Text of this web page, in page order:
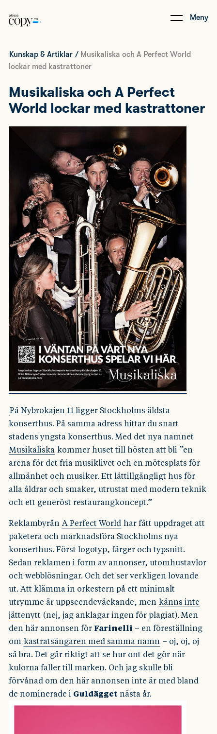
Meny
Kunskap & Artiklar / Musikaliska och A Perfect World
lockar med kastrattoner
Musikaliska och A Perfect
World lockar med kastrattoner
På Nybrokajen 11 ligger Stockholms äldsta
konserthus. På samma adress hittar du snart
stadens yngsta konserthus. Med det nya namnet
Musikaliska kommer huset till hösten att bli ”en
arena för det fria musiklivet och en mötesplats för
allmänhet och musiker. Ett lättillgängligt hus för
alla åldrar och smaker, utrustat med modern teknik
och ett generöst restaurangkoncept.”
Reklambyrån A Perfect World har fått uppdraget att
paketera och marknadsföra Stockholms nya
konserthus. Först logotyp, färger och typsnitt.
Sedan reklamen i form av annonser, utomhustavlor
och webblösningar. Och det ser verkligen lovande
ut. Att klämma in orkestern på ett minimalt
utrymme är uppseendeväckande, men känns inte
jättenytt (nej, jag anklagar ingen för plagiat). Men
den här annonsen för Farinelli – en föreställning
om kastratsångaren med samma namn – oj, oj, oj
så bra. Det går riktigt att se hur ont det gör när
kulorna faller till marken. Och jag skulle bli
förvånad om den här annonsen inte är med bland
de nominerade i Guldägget nästa år.